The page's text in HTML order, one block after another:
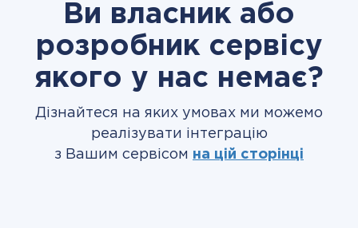
Ви власник або
розробник сервісу
якого у нас немає?
Дізнайтеся на яких умовах ми можемо
реалізувати інтеграцію
з Вашим сервісом на цій сторінці